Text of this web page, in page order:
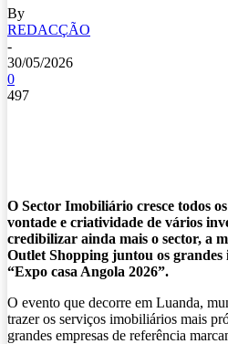
By
REDACÇÃO
-
30/05/2026
0
497
O Sector Imobiliário cresce todos
vontade e criatividade de vários
credibilizar ainda mais o sector, a
Outlet Shopping juntou os grandes
“Expo casa Angola 2026”.
O evento que decorre em Luanda,
trazer os serviços imobiliários mais
grandes empresas de referência